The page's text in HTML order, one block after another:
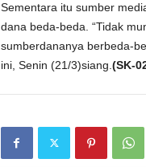
Sementara itu sumber
dana beda-beda. “Tidak
sumberdananya berbeda-
ini, Senin (21/3)siang. (SK-